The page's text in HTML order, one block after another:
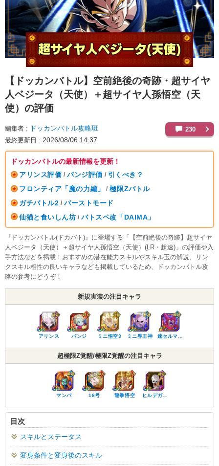
【ドッカンバトル】 空前絶後の奇跡・超サイヤ
人ベジータ（天使）＋超サイヤ人孫悟空（天
使）の評価
編集者 ドッカンバトル攻略班
最終更新日 2026/08/06 14:37
230
ドッカンバトルの最新情報を更新！
アリンス評価 / パンジ評価 / 引くべき？
フロンティア「魔の力編」
/ 極限Zバトル
ガチバトル2 / バーストモード
仙猫と食いしん坊 / バトスペ改「DAIMA」
『ドッカンバトル(ドカバト)』に登場する「【空前絶後の奇跡】超サイヤ
人ベジータ（天使）＋超サイヤ人孫悟空（天使）(LR・超速)」の評価や入
手方法などを掲載！おすすめの潜在能力スキルやスキル玉の解説、リン
クスキル相性の良いキャラなども掲載しているため、ドッカンバトル攻
略の参考にどうぞ！
新規実装の注目キャラ
アリンス パンジ ミニ悟空3 ミニ界王神 速セルマ…
超極限Z覚醒/極限Z覚醒の注目キャラ
マンバ 18号 龍拳悟空 ヒルデガ…
目次
スキルとステータス
変身条件と変身後のスキル